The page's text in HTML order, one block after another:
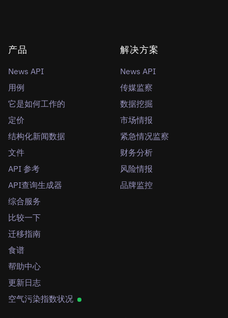
产品
News API
用例
它是如何工作的
定价
结构化新闻数据
文件
API 参考
API查询生成器
综合服务
比较一下
迁移指南
食谱
帮助中心
更新日志
空气污染指数状况
解决方案
News API
传媒监察
数据挖掘
市场情报
紧急情况监察
财务分析
风险情报
品牌监控